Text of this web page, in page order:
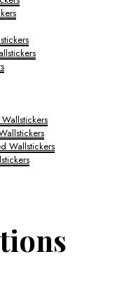
Wallstickers